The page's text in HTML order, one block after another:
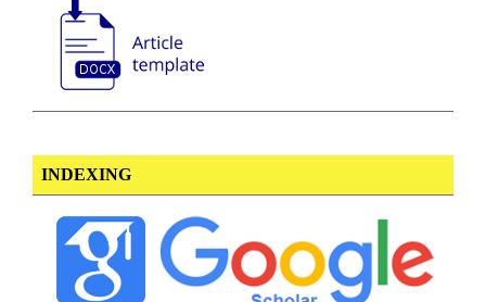
INDEXING